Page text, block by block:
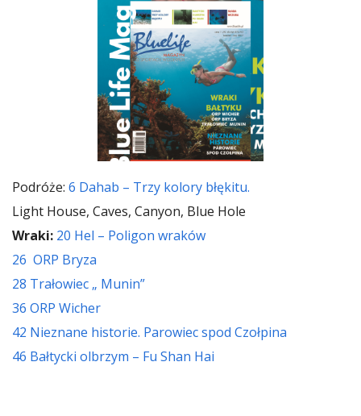
Podróże: 6 Dahab – Trzy kolory błękitu.
Light House, Caves, Canyon, Blue Hole
Wraki: 20 Hel – Poligon wraków
26 ORP Bryza
28 Trałowiec „ Munin”
36 ORP Wicher
42 Nieznane historie. Parowiec spod Czołpina
46 Bałtycki olbrzym – Fu Shan Hai